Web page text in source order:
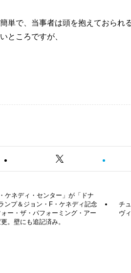
単で、当事者は頭を抱えておられ
ところですが、
ケネディ・センター」が「ドナ
ンプ＆ジョン・F・ケネディ記念
ー・ザ・パフォーミング・アー
。壁にも追記済み。
チ
ヴ